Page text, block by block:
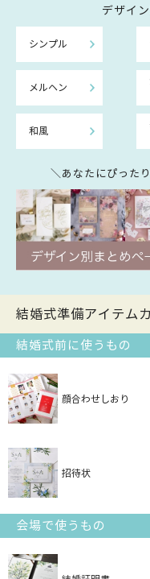
デザイ
シンプル
メルヘン
和風
＼あなたにぴった
結婚式準備アイテム
結婚式前に使うもの
顔合わせしおり
招待状
会場で使うもの